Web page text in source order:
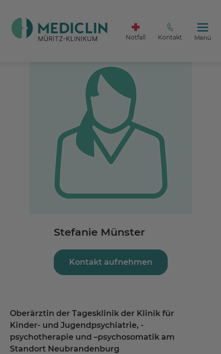
Notfall Kontakt Menü
Stefanie Münster
Kontakt aufnehmen
Oberärztin der Tagesklinik der Klinik für
Kinder- und Jugendpsychiatrie, -
psychotherapie und –psychosomatik am
Standort Neubrandenburg